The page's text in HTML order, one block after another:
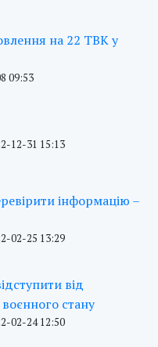
на 22 ТВК у
09:53
12-31 15:13
інформацію –
02-25 13:29
від
стану
02-24 12:50